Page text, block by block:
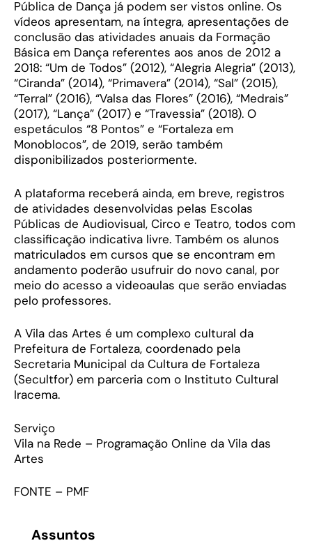
Pública de Dança já podem ser vistos online. Os
vídeos apresentam, na íntegra, apresentações de
conclusão das atividades anuais da Formação
Básica em Dança referentes aos anos de 2012 a
2018: “Um de Todos” (2012), “Alegria Alegria” (2013),
“Ciranda” (2014), “Primavera” (2014), “Sal” (2015),
“Terral” (2016), “Valsa das Flores” (2016), “Medrais”
(2017), “Lança” (2017) e “Travessia” (2018). O
espetáculos “8 Pontos” e “Fortaleza em
Monoblocos”, de 2019, serão também
disponibilizados posteriormente.
A plataforma receberá ainda, em breve, registros
de atividades desenvolvidas pelas Escolas
Públicas de Audiovisual, Circo e Teatro, todos com
classificação indicativa livre. Também os alunos
matriculados em cursos que se encontram em
andamento poderão usufruir do novo canal, por
meio do acesso a videoaulas que serão enviadas
pelo professores.
A Vila das Artes é um complexo cultural da
Prefeitura de Fortaleza, coordenado pela
Secretaria Municipal da Cultura de Fortaleza
(Secultfor) em parceria com o Instituto Cultural
Iracema.
Serviço
Vila na Rede – Programação Online da Vila das
Artes
FONTE – PMF
Assuntos